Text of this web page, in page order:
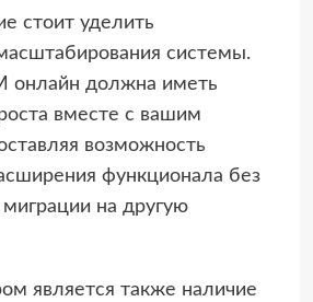
стоит уделить
системы.
онлайн должна иметь
вместе с вашим
возможность
функционала без
на другую
является также наличие